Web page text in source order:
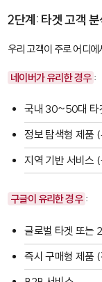
2단계: 타겟 고객 분
우리 고객이 주로 어디
네이버가 유리한 경우 :
국내 30~50대 타
정보 탐색형 제품
지역 기반 서비스
구글이 유리한 경우 :
글로벌 타겟 또는
즉시 구매형 제품